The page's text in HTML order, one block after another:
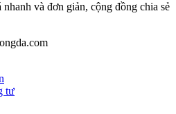
và đơn giản, cộng đồng chia sẻ
tư